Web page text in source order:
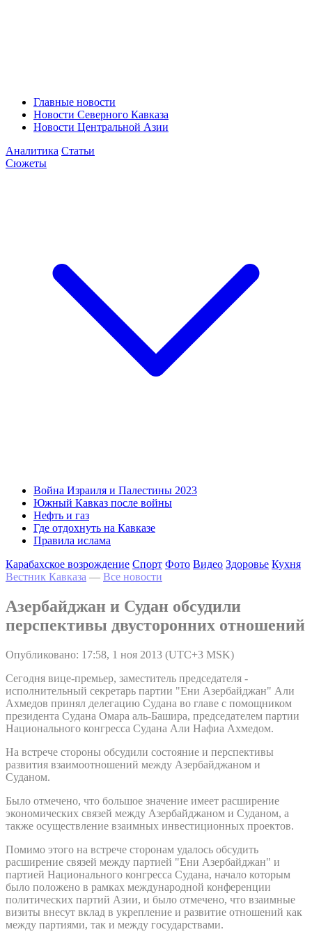
Главные новости
Новости Северного Кавказа
Новости Центральной Азии
Аналитика Статьи
Сюжеты
Война Израиля и Палестины 2023
Южный Кавказ после войны
Нефть и газ
Где отдохнуть на Кавказе
Правила ислама
Карабахское возрождение Спорт Фото Видео Здоровье Кухня
Вестник Кавказа — Все новости
Азербайджан и Судан обсудили
перспективы двусторонних отношений
Опубликовано: 17:58, 1 ноя 2013 (UTC+3 MSK)
Сегодня вице-премьер, заместитель председателя -
исполнительный секретарь партии "Ени Азербайджан" Али
Ахмедов принял делегацию Судана во главе с помощником
президента Судана Омара аль-Башира, председателем партии
Национального конгресса Судана Али Нафиа Ахмедом.
На встрече стороны обсудили состояние и перспективы
развития взаимоотношений между Азербайджаном и
Суданом.
Было отмечено, что большое значение имеет расширение
экономических связей между Азербайджаном и Суданом, а
также осуществление взаимных инвестиционных проектов.
Помимо этого на встрече сторонам удалось обсудить
расширение связей между партией "Ени Азербайджан" и
партией Национального конгресса Судана, начало которым
было положено в рамках международной конференции
политических партий Азии, и было отмечено, что взаимные
визиты внесут вклад в укрепление и развитие отношений как
между партиями, так и между государствами.